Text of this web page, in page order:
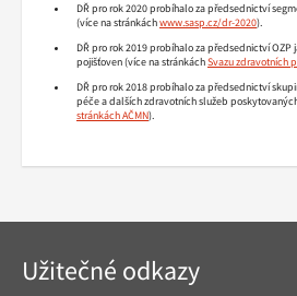
DŘ pro rok 2020 probíhalo za předsednictví
(více na stránkáchwww.sasp.cz/dr-2020).
DŘ pro rok 2019 probíhalo za předsednictví OZP
pojišťoven (více na stránkáchSvazu zdravotních
DŘ pro rok 2018 probíhalo za předsednictví
péče a dalších zdravotních služeb
stránkách AČMN).
Navigace
v
Užitečné odkazy